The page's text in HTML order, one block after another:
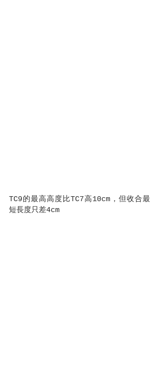
TC9的最高高度比TC7高10cm，但收合最
短長度只差4cm